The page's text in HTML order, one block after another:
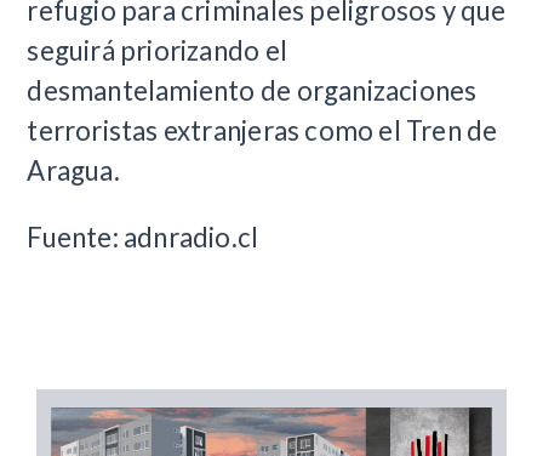
refugio para criminales peligrosos y que
seguirá priorizando el
desmantelamiento de organizaciones
terroristas extranjeras como el Tren de
Aragua.
Fuente: adnradio.cl